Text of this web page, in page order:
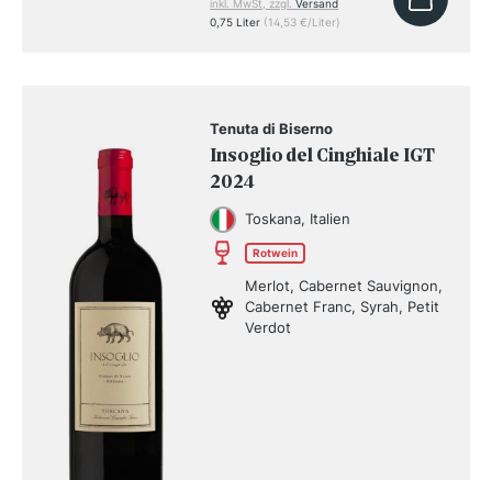
inkl. MwSt, zzgl.Versand
0,75 Liter (14,53 €/Liter)
Tenuta di Biserno
Insoglio del Cinghiale IGT
2024
Toskana, Italien
Rotwein
Merlot, Cabernet Sauvignon,
Cabernet Franc, Syrah, Petit
Verdot